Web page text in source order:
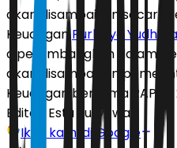
akan disampaikan secara
KeuanganPurbaya Yudhi
dipertimbangkan dalam
akan disampaikan
Keuangan bersama
Editor: Estu Suryowati
Ikuti kami di Google